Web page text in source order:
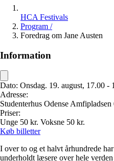
HCA Festivals
Program /
Foredrag om Jane Austen
Information
Dato: Onsdag. 19. august, 17.00 -
Adresse:
Studenterhus Odense Amfipladsen
Priser:
Unge 50 kr. Voksne 50 kr.
Køb billetter
I over to og et halvt århundrede
underholdt læsere over hele